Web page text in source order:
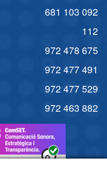
681 103 092
112
972 478 675
972 477 491
972 477 529
972 463 882